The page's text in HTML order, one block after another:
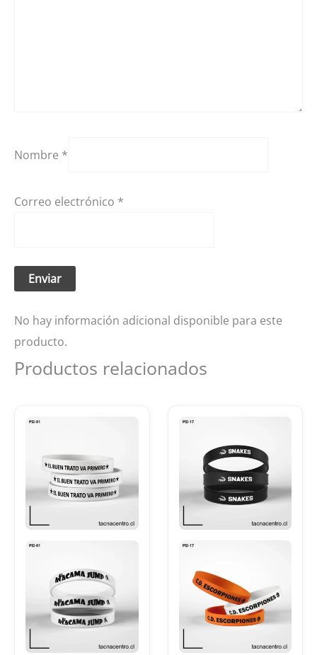
Nombre *
Correo electrónico *
No hay información adicional disponible para este
producto.
Productos relacionados